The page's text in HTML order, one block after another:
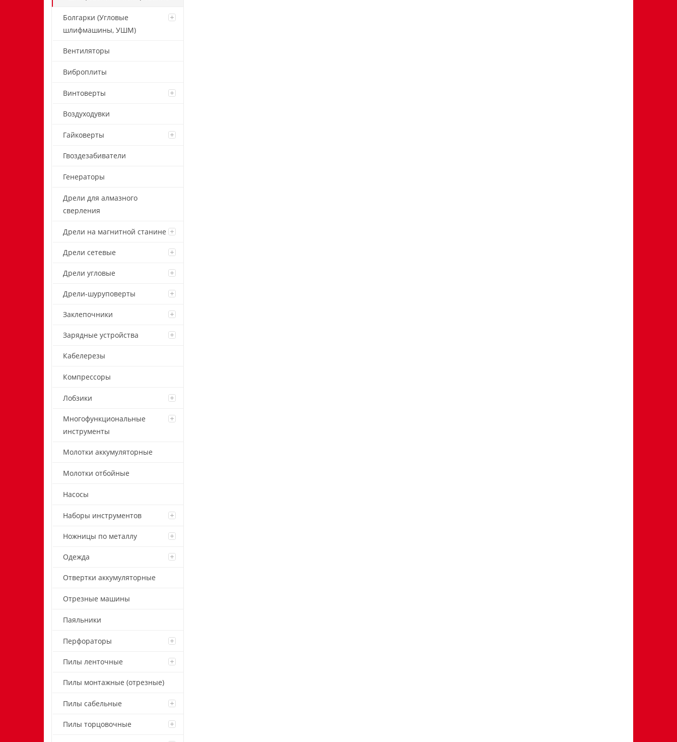
Болгарки (Угловые
шлифмашины, УШМ)
Вентиляторы
Виброплиты
Винтоверты
Воздуходувки
Гайковерты
Гвоздезабиватели
Генераторы
Дрели для алмазного
сверления
Дрели на магнитной станине
Дрели сетевые
Дрели угловые
Дрели-шуруповерты
Заклепочники
Зарядные устройства
Кабелерезы
Компрессоры
Лобзики
Многофункциональные
инструменты
Молотки аккумуляторные
Молотки отбойные
Насосы
Наборы инструментов
Ножницы по металлу
Одежда
Отвертки аккумуляторные
Отрезные машины
Паяльники
Перфораторы
Пилы ленточные
Пилы монтажные (отрезные)
Пилы сабельные
Пилы торцовочные